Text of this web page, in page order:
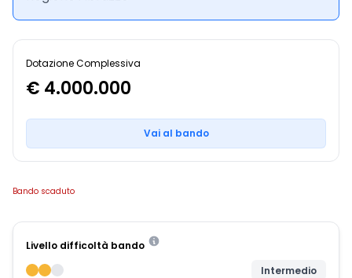
Dotazione Complessiva
€ 4.000.000
Vai al bando
Bando scaduto
Livello difficoltà bando
Intermedio